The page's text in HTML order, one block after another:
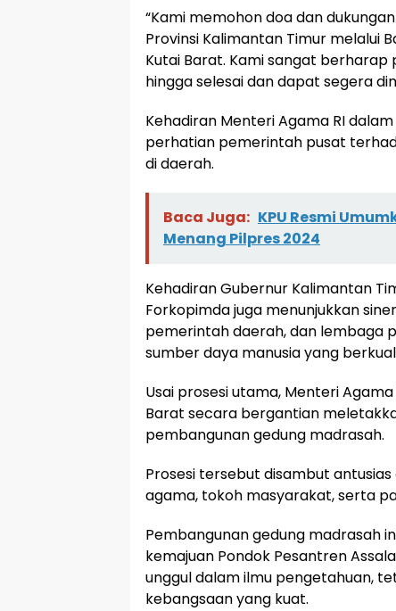
“Kami memohon doa dan
Provinsi Kalimantan Timur melalui
Kutai Barat. Kami sangat
hingga selesai dan dapat segera
Kehadiran Menteri Agama RI
perhatian pemerintah pusat
di daerah.
Baca Juga: KPU Resmi
Menang Pilpres 2024
Kehadiran Gubernur Kalimantan
Forkopimda juga menunjukkan
pemerintah daerah, dan lembaga
sumber daya manusia yang
Usai prosesi utama, Menteri
Barat secara bergantian
pembangunan gedung madrasah.
Prosesi tersebut disambut
agama, tokoh masyarakat, serta
Pembangunan gedung madrasah
kemajuan Pondok Pesantren
unggul dalam ilmu pengetahuan,
kebangsaan yang kuat.